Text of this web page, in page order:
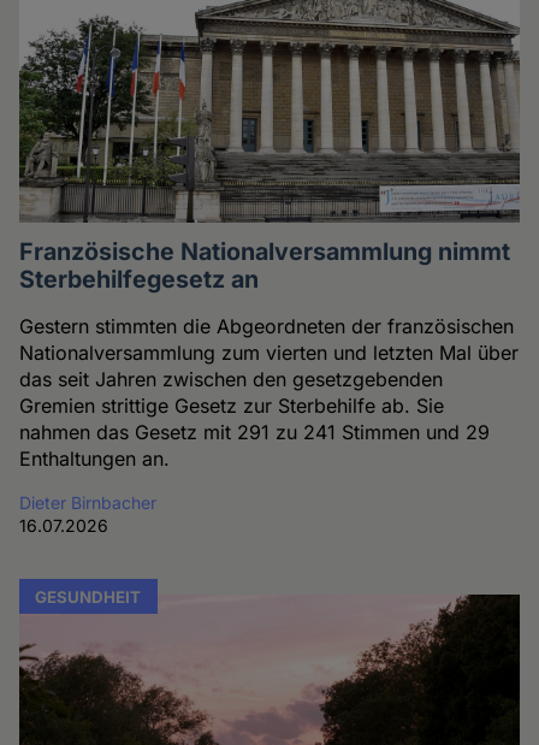
Französische Nationalversammlung nimmt
Sterbehilfegesetz an
Gestern stimmten die Abgeordneten der französischen
Nationalversammlung zum vierten und letzten Mal über
das seit Jahren zwischen den gesetzgebenden
Gremien strittige Gesetz zur Sterbehilfe ab. Sie
nahmen das Gesetz mit 291 zu 241 Stimmen und 29
Enthaltungen an.
Dieter Birnbacher
16.07.2026
GESUNDHEIT